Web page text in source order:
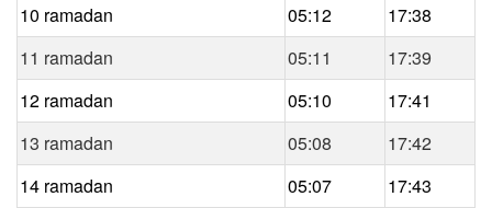
10 ramadan 05:12
17:38
11 ramadan
05:11
17:39
12 ramadan
05:10
17:41
13 ramadan
05:08
17:42
14 ramadan
05:07
17:43